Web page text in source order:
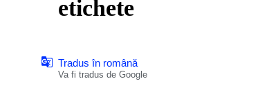
etichete
Tradus în română
Va fi tradus de Google